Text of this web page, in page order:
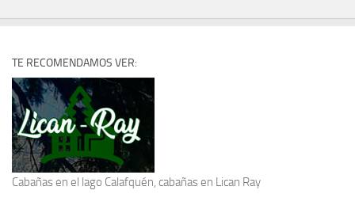
TE RECOMENDAMOS VER:
Cabañas en el lago Calafquén, cabañas en Lican Ray